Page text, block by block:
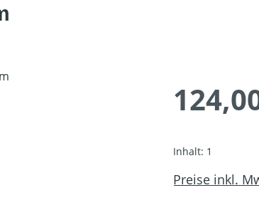
Inhalt: 1
Preise inkl.